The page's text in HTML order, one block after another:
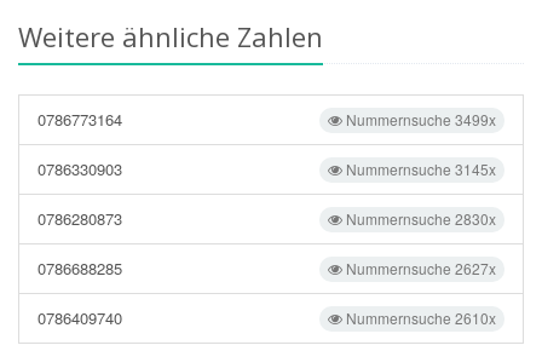
Weitere ähnliche Zahlen
Nummernsuche 3499x
0786773164
Nummernsuche 3145x
0786330903
Nummernsuche 2830x
0786280873
Nummernsuche 2627x
0786688285
Nummernsuche 2610x
0786409740